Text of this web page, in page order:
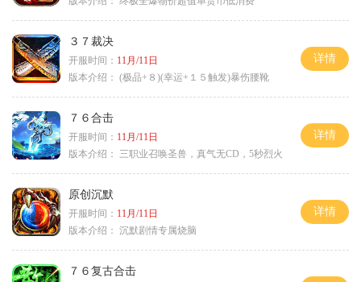
３７裁决
开服时间： 11月/11日
版本介绍： (极品+８)(幸运+１５触发)暴伤腰靴
详情
７６合击
开服时间： 11月/11日
版本介绍：
三职业召唤圣兽，真气无CD，5秒烈火
详情
原创沉默
开服时间： 11月/11日
版本介绍： 沉默剧情专属烧脑
详情
７６复古合击